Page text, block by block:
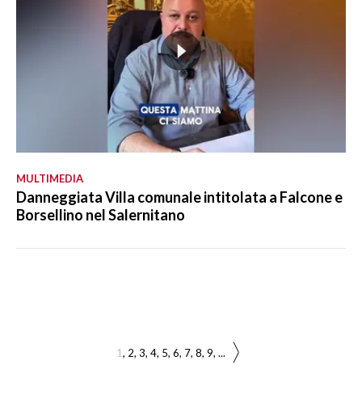
MULTIMEDIA
Danneggiata Villa comunale intitolata a Falcone e
Borsellino nel Salernitano
1 2 3 4 5 6 7 8 9 ...